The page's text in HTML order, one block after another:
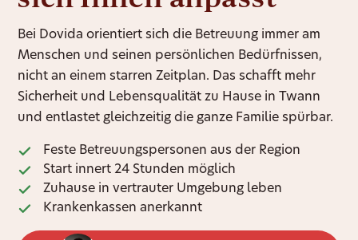
Bei Dovida orientiert sich die Betreuung immer am
Menschen und seinen persönlichen Bedürfnissen,
nicht an einem starren Zeitplan. Das schafft mehr
Sicherheit und Lebensqualität zu Hause in Twann
und entlastet gleichzeitig die ganze Familie spürbar.
Feste Betreuungspersonen aus der Region
Start innert 24 Stunden möglich
Zuhause in vertrauter Umgebung leben
Krankenkassen anerkannt